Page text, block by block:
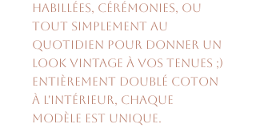
habillées, cérémonies, ou
tout simplement au
quotidien pour donner un
look vintage à vos tenues ;)
Entièrement doublé coton
à l'intérieur, chaque
modèle est unique.